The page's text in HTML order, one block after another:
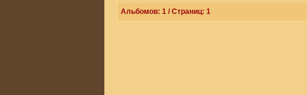
Альбомов: 1 / Страниц: 1